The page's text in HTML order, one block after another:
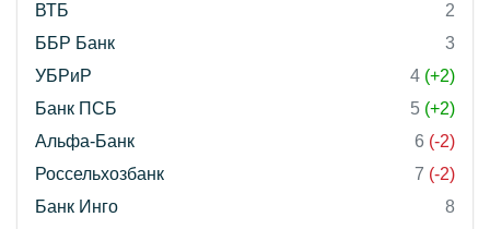
ВТБ
2
ББР Банк
3
УБРиР
4 (+2)
Банк ПСБ
5 (+2)
Альфа-Банк
6 (-2)
Россельхозбанк
7 (-2)
Банк Инго
8